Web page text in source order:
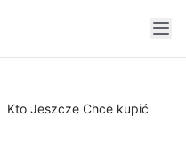
Kto Jeszcze Chce kupić